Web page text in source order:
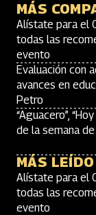
MÁS
Alístate para el
todas las
evento
Evaluación con
avances en
Petro
“Aguacero”,
de la semana
MÁS LEÍDO
Alístate para el
todas las
evento